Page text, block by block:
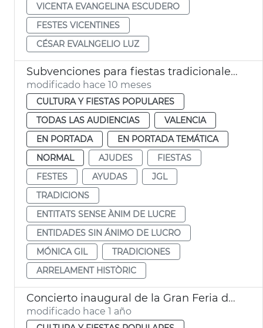
VICENTA EVANGELINA ESCUDERO
FESTES VICENTINES
CÉSAR EVALNGELIO LUZ
Subvenciones para fiestas tradicionales mayor arraigo histórico
modificado hace 10 meses
CULTURA Y FIESTAS POPULARES
TODAS LAS AUDIENCIAS
VALENCIA
EN PORTADA
EN PORTADA TEMÁTICA
NORMAL
AJUDES
FIESTAS
FESTES
AYUDAS
JGL
TRADICIONS
ENTITATS SENSE ÀNIM DE LUCRE
ENTIDADES SIN ÁNIMO DE LUCRO
MÓNICA GIL
TRADICIONES
ARRELAMENT HISTÒRIC
Concierto inaugural de la Gran Feria de València
modificado hace 1 año